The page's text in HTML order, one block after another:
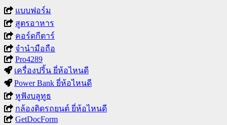
แบบฟอร์ม
สูตรอาหาร
คอร์ดกีตาร์
จำนำมือถือ
Pro4289
เครื่องปริ้น ยี่ห้อไหนดี
Power Bank ยี่ห้อไหนดี
หูฟังบลูทูธ
กล้องติดรถยนต์ ยี่ห้อไหนดี
GetDocForm